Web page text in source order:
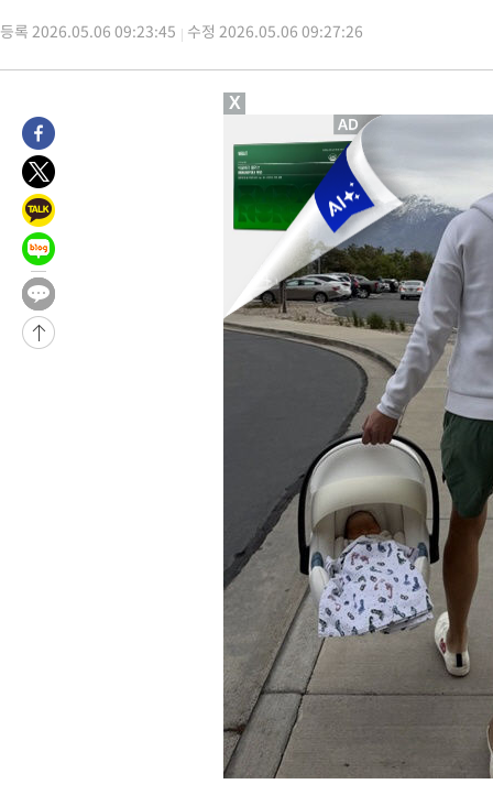
22분 전 >"韓 외환시장 개입 관측 배경엔 美의 대한국 무역적자 있어"
25분 전 >'월드컵 탈락 후폭풍' 축구협회…초유의 압수수색에 '충격·당황'
서울 낮 37.9도, 올여름 최고치 경신…영등포 순간 '40도'
35분 전 >
[속보]종합특검, 대검 추가 압수수색…내란 중요임무종사 혐의
1시간 전 >
[속보]코스닥, 800p 회복…0.26% 오른 801.67 마감
1시간 전 >
[속보]코스피, 301.88포인트(4.58%) 내린 6296.38 마감
1시간 전 >
[속보]원·달러 환율, 0.7원 내린 1423.8원 마감
2시간 전 >
"여기 떨어졌다"…다누리, 스페이스X 로켓 달 충돌 흔적 포착
3시간 전 >
손흥민, 5경기 연속골 실패…LAFC는 승부차기 끝 과달라하라 격파
5시간 전 >
내일까지 39도 '펄펄'…기상청 "태풍 지나며 폭염 잠시 꺾인다"
-19524초 전 >
'월드컵 탈락 후폭풍' 축구협회…11시간 걸린 초유의 압수수
[속보] 뉴욕증시, 혼조 출발…나스닥 0.3%↓, 다우 0.14%↑
축구협회, 15년 전 심판 성 접대 파문에 "현재는 내부 지침 준
경찰, '홍명보는 2순위' 결론냈던 스포츠윤리센터도 압수수색
[속보]합참 "北 발사체는 단거리탄도미사일…감시·경계태세
日방위성, 北이 동해로 쏜 발사체는 탄도미사일 가능성
[속보] SKT, 에이닷 서비스 장애 발생…"원인 파악 중"
[속보]합참 "북, 동해상으로 미상 발사체 발사"
'낮 최고 39도' 불볕더위…한밤 열대야도 계속[내일날씨]
[속보]7~9일 프로야구 3연전도 폭염 취소…11일 재개
"韓 외환시장 개입 관측 배경엔 美의 대한국 무역적자 있어"
'월드컵 탈락 후폭풍' 축구협회…초유의 압수수색에 '충격·당황'
서울 낮 37.9도, 올여름 최고치 경신…영등포 순간 '40도'
[속보]종합특검, 대검 추가 압수수색…내란 중요임무종사 혐의
[속보]코스닥, 800p 회복…0.26% 오른 801.67 마감
등록 2026.05.06 09:23:45 수정 2026.05.06 09:27:26
X